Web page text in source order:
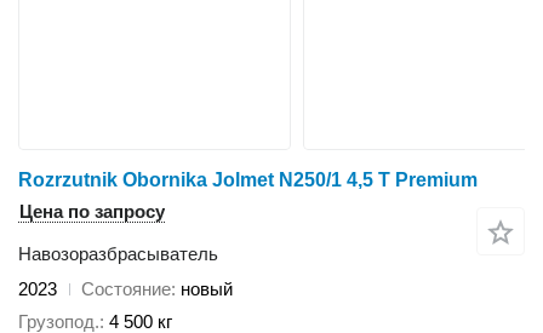
Rozrzutnik Obornika Jolmet N250/1 4,5 T Premium
Цена по запросу
Навозоразбрасыватель
2023
Состояние новый
Грузопод. 4 500 кг